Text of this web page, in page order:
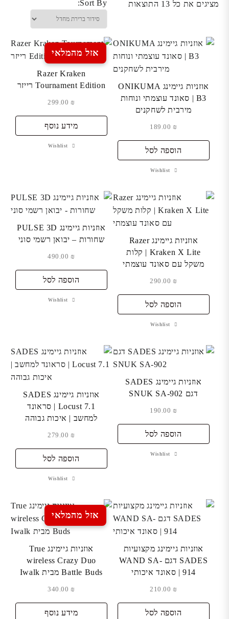
מציגים את כל ⁦13⁩ התוצאות
Sort By:
אזל מהמלאי
Razer Kraken
Tournament Edition רייזר
₪
מידע נוסף
Wishlist
אוזניות גיימינג ONIKUMA
B3 | סאונד עוצמתי ונוחות
מירבית לשחקנים
₪
הוספה לסל
Wishlist
אוזניות גיימינג PULSE 3D
שחורות – יבואן רשמי סוני
₪
הוספה לסל
Wishlist
אוזניות גיימינג Razer
Kraken X Lite | קלות
משקל עם סאונד עוצמתי
₪
הוספה לסל
Wishlist
אוזניות גיימינג SADES
Locust 7.1 | סראונד
למחשב | איכות גבוהה
₪
הוספה לסל
Wishlist
אוזניות גיימינג SADES
דגם SNUK SA-902
₪
הוספה לסל
Wishlist
אזל מהמלאי
אוזניות גיימינג True
wireless Crazy Duo
Battle Buds מבית Iwalk
₪
מידע נוסף
אוזניות גיימינג מקצועיות
SADES דגם WAND SA-
914 | סאונד איכותי
₪
הוספה לסל